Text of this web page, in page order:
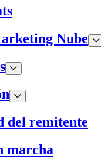
Nube
del remitente
marcha